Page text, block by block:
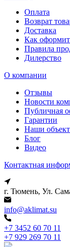
Оплата
Возврат
Доставка
Как
Правила
Дилерство
О компании
Отзывы
Новости
Публичная
Гарантии
Наши
Блог
Видео
Контактная
г. Тюмень, Ул.
info@aklimat.su
+7 3452 60 70 11
+7 929 269 70 11